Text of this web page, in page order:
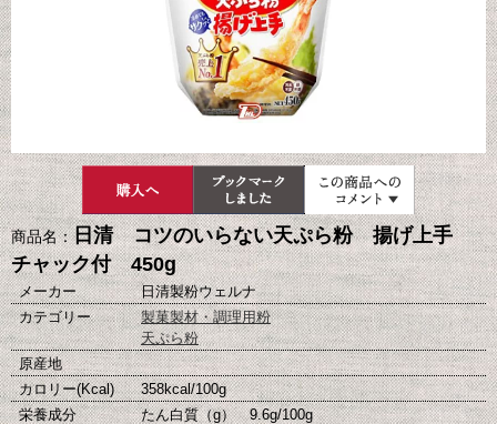
商品名：日清 コツのいらない天ぷら粉 揚げ上手
チャック付 450g
メーカー
日清製粉ウェルナ
カテゴリー
製菓製材・調理用粉
天ぷら粉
原産地
カロリー(Kcal)
358kcal/100g
栄養成分
たん白質（g） 9.6g/100g